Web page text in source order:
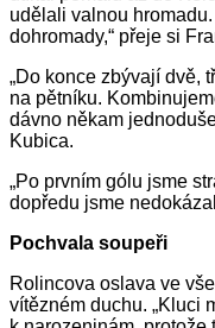
udělali valnou
dohromady,“ přeje si
„Do konce zbývají dvě,
na pětníku.
dávno někam
Kubica.
„Po prvním gólu jsme
dopředu jsme
Pochvala soupeři
Rolincova oslava ve
vítězném duchu. „Kluci